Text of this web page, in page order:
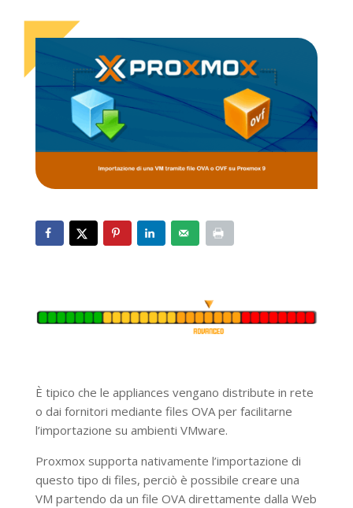
È tipico che le appliances vengano distribute in rete
o dai fornitori mediante files OVA per facilitarne
l’importazione su ambienti VMware.
Proxmox supporta nativamente l’importazione di
questo tipo di files, perciò è possibile creare una
VM partendo da un file OVA direttamente dalla Web